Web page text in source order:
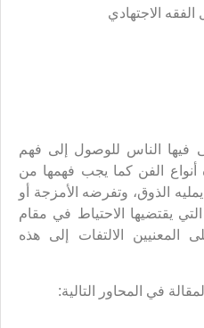
الاجتهادي
فيها الناس للوصول إلى فهم
أنواع الفن كما يجب فهمها من
الذوق، وتفرضه الأمزجة أو
التي يقتضيها الاحتياط في مقام
المعنيين الالتفات إلى هذه
في المحاور التالية: